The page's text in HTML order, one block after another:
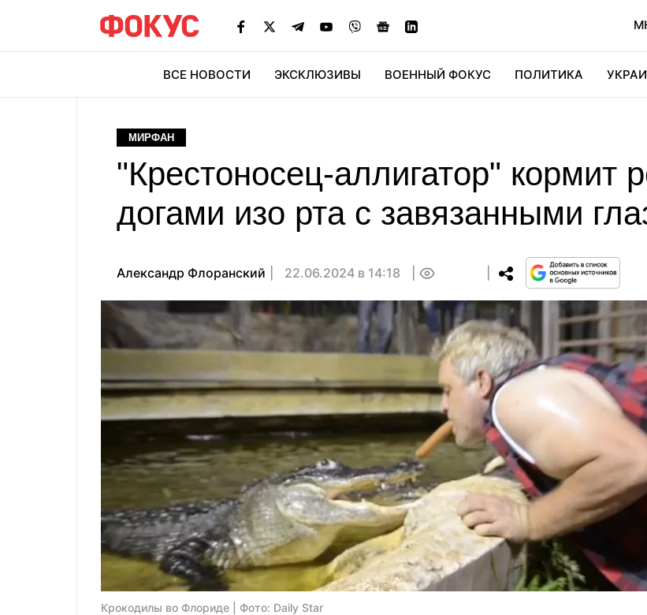
ВСЕ НОВОСТИ ЭКСКЛЮЗИВЫ ВОЕННЫЙ ФОКУС ПОЛИТИКА
МИРФАН
"Крестоносец-аллигатор" кормит
догами изо рта с завязанными
Александр Флоранский 22.06.2024 в 14:18
Крокодилы во Флориде | Фото: Daily Star